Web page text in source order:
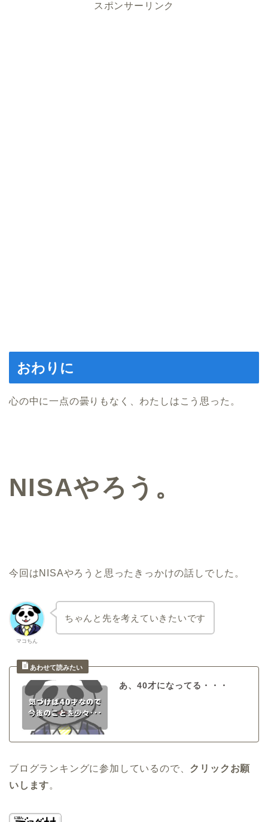
スポンサーリンク
おわりに
心の中に一点の曇りもなく、わたしはこう思った。
NISAやろう。
今回はNISAやろうと思ったきっかけの話しでした。
マコちん
ちゃんと先を考えていきたいです
あ、40才になってる・・・
ブログランキングに参加しているので、 クリックお願
いします。